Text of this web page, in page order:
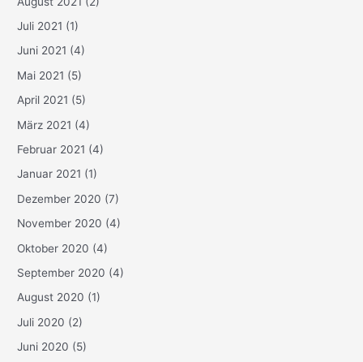
Juli 2021 (1)
Juni 2021 (4)
Mai 2021 (5)
April 2021 (5)
März 2021 (4)
Februar 2021 (4)
Januar 2021 (1)
Dezember 2020 (7)
November 2020 (4)
Oktober 2020 (4)
September 2020 (4)
August 2020 (1)
Juli 2020 (2)
Juni 2020 (5)